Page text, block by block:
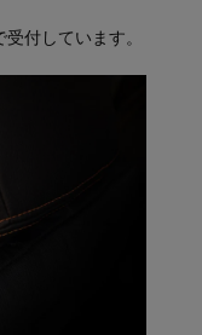
付しています。